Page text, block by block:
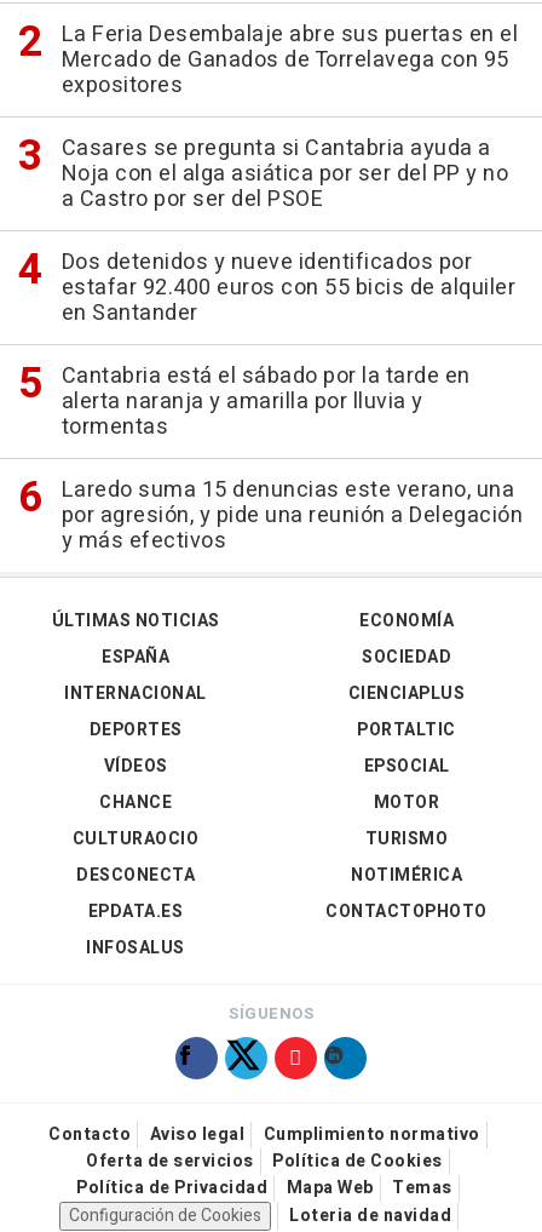
La Feria Desembalaje abre sus puertas en el
Mercado de Ganados de Torrelavega con 95
expositores
Casares se pregunta si Cantabria ayuda a
Noja con el alga asiática por ser del PP y no
a Castro por ser del PSOE
Dos detenidos y nueve identificados por
estafar 92.400 euros con 55 bicis de alquiler
en Santander
Cantabria está el sábado por la tarde en
alerta naranja y amarilla por lluvia y
tormentas
Laredo suma 15 denuncias este verano, una
por agresión, y pide una reunión a Delegación
y más efectivos
ÚLTIMAS NOTICIAS
ESPAÑA
INTERNACIONAL
DEPORTES
VÍDEOS
ECONOMÍA
SOCIEDAD
CIENCIAPLUS
PORTALTIC
EPSOCIAL
CHANCE
CULTURAOCIO
DESCONECTA
EPDATA.ES
INFOSALUS
MOTOR
TURISMO
NOTIMÉRICA
CONTACTOPHOTO
SÍGUENOS
Contacto Aviso legal
Cumplimiento normativo
Oferta de servicios
Política de Cookies
Política de Privacidad
Mapa Web
Temas
Configuración de Cookies
Loteria de navidad